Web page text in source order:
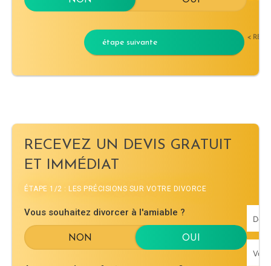
étape suivante <
RECEVEZ UN DEVIS GRATUIT
ET IMMÉDIAT
ÉTAPE 1/2 : LES PRÉCISIONS SUR VOTRE DIVORCE
Vous souhaitez divorcer à l'amiable ?